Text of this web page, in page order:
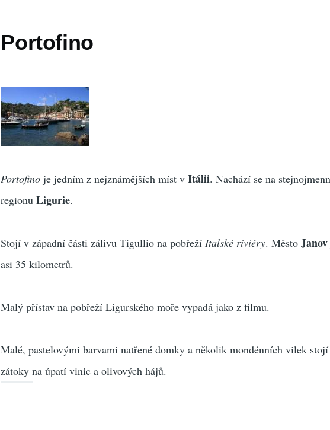
Portofino
Portofino je jedním z nejznámějších míst vItálii.‭ Nachází se na
regionuLigurie.
Stojí‭ ‬v západní části zálivu Tigullio na pobřeží Italské riviéry. MěstoJanov
asi 35 kilometrů.
‬Malý přístav na pobřeží Ligurského moře vypadá jako‭ z ‬filmu.
Malé, pastelovými barvami natřené‭ ‬domky a několik mondénních vilek stojí
zátoky na úpatí vinic a olivových hájů.‭